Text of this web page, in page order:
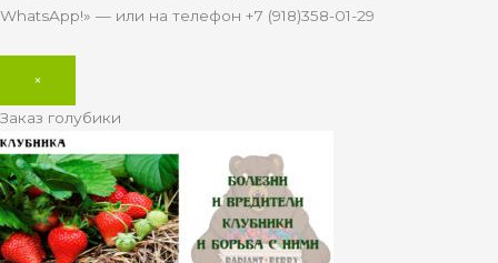
WhatsApp!» — или на телефон +7 (918)358-01-29
×
Заказ голубики